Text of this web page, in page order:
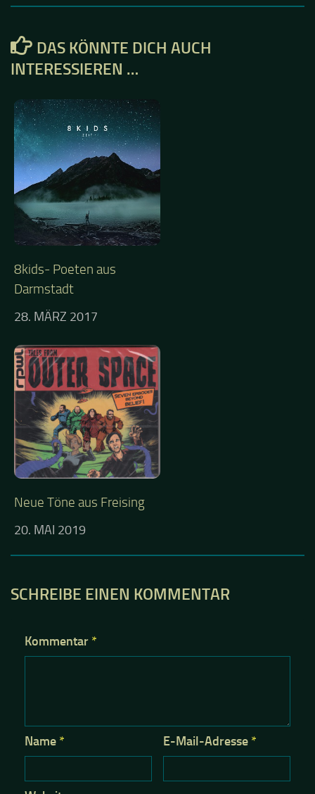
DAS KÖNNTE DICH AUCH
INTERESSIEREN …
8kids- Poeten aus
Darmstadt
28. MÄRZ 2017
Neue Töne aus Freising
20. MAI 2019
SCHREIBE EINEN KOMMENTAR
Kommentar *
Name * E-Mail-Adresse *